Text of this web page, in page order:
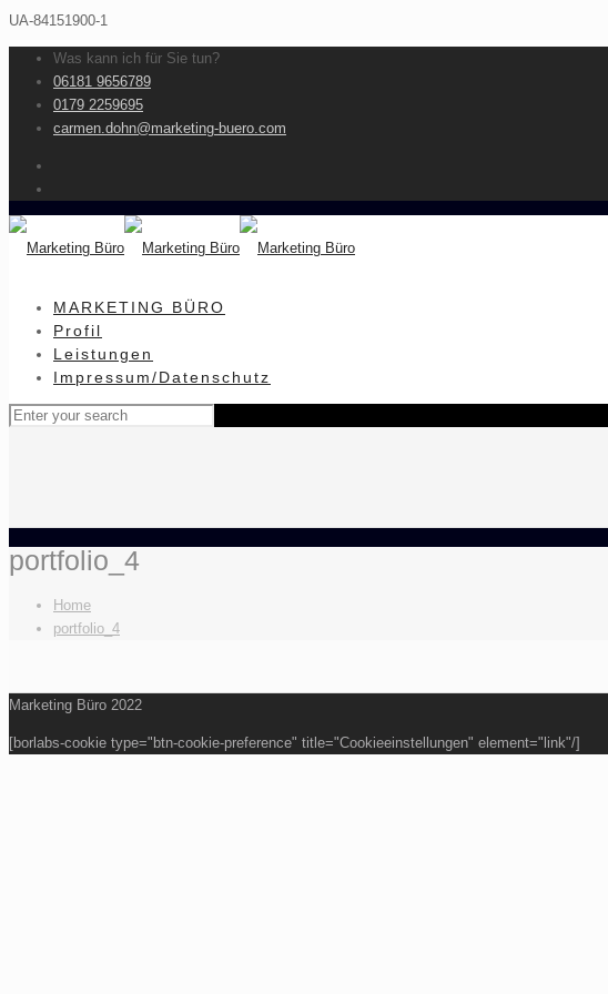
UA-84151900-1
Was kann ich für Sie tun?
06181 9656789
0179 2259695
carmen.dohn@marketing-buero.com
MARKETING BÜRO
Profil
Leistungen
Impressum/Datenschutz
portfolio_4
Home
portfolio_4
Marketing Büro 2022
[borlabs-cookie type="btn-cookie-preference" title="Cookieeinstellungen" element="link"/]